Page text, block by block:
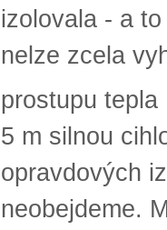
izolovala - a
nelze zcela
prostupu
5 m silnou
opravdových
neobejdeme.